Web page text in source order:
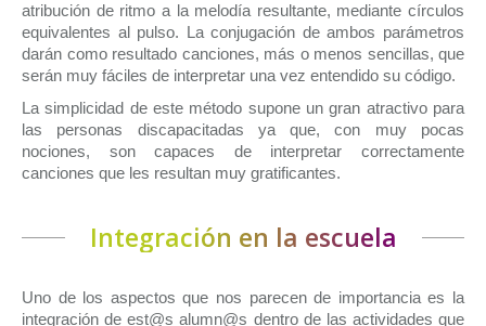
atribución de ritmo a la melodía resultante, mediante círculos
equivalentes al pulso. La conjugación de ambos parámetros
darán como resultado canciones, más o menos sencillas, que
serán muy fáciles de interpretar una vez entendido su código.
La simplicidad de este método supone un gran atractivo para
las personas discapacitadas ya que, con muy pocas
nociones, son capaces de interpretar correctamente
canciones que les resultan muy gratificantes.
Integración en la escuela
Uno de los aspectos que nos parecen de importancia es la
integración de est@s alumn@s dentro de las actividades que